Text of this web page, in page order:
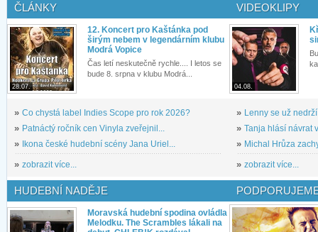
ČLÁNKY
28.07.
12. Koncert pro Kaštánka pod
širým nebem v legendárním klubu
Modrá Vopice
Čas letí neskutečně rychle.... I letos se
bude 8. srpna v klubu Modrá...
» Co chystá label Indies Scope pro rok 2026?
» Patnáctý ročník cen Vinyla zveřejnil...
»
Ikona české hudební scény Jana Uriel...
» zobrazit více...
VIDEOKLIPY
04.08.
» Lenny se už
» Tanja hlásí návrat
» Michal Hrůza
» zobrazit více...
HUDEBNÍ NADĚJE
Moravská hudební spodina ovládla
Melodku. The Scrambles lákali na